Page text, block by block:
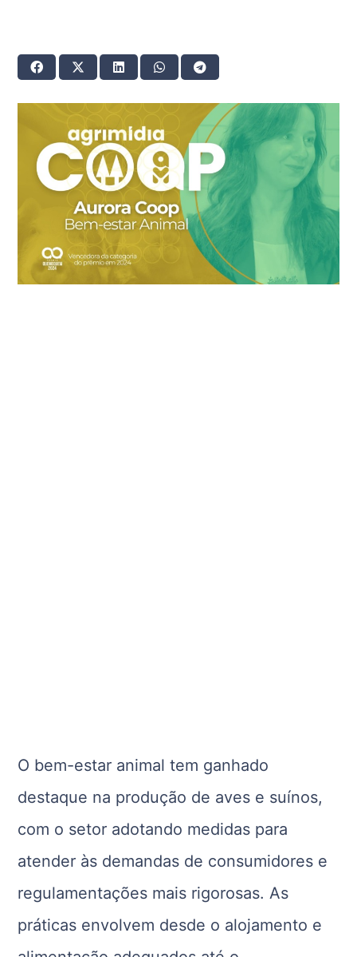
O bem-estar animal tem ganhado
destaque na produção de aves e suínos,
com o setor adotando medidas para
atender às demandas de consumidores e
regulamentações mais rigorosas. As
práticas envolvem desde o alojamento e